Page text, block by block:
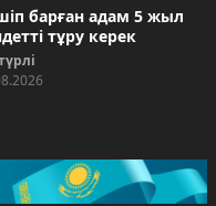
барған адам 5 жыл
тұру керек